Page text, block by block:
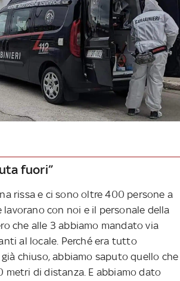
fuori”
rissa e ci sono oltre 400 persone a
con noi e il personale della
che alle 3 abbiamo mandato via
al locale. Perché era tutto
chiuso, abbiamo saputo quello che
metri di distanza. E abbiamo dato